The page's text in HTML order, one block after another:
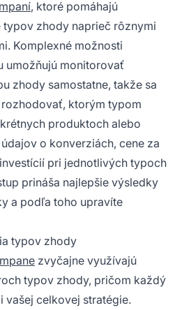
, ktoré pomáhajú
zhody naprieč rôznymi
Komplexné možnosti
umožňujú monitorovať
zhody samostatne, takže sa
ktorým typom
produktoch alebo
o konverziách, cene za
pri jednotlivých typoch
prináša najlepšie výsledky
a podľa toho upravíte
typov zhody
zvyčajne využívajú
typov zhody, pričom každý
vašej celkovej stratégie.